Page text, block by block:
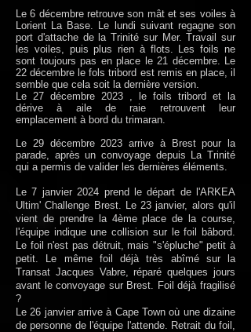
Le 6 décembre retrouve son mât et ses voiles à
Lorient La Base. Le lundi suivant regagne son
port d'attache de la Trinité sur Mer. Travail sur
les voiles, puis plus rien à flots. Les foils ne
sont toujours pas en place le 21 décembre. Le
22 décembre le fols tribord est remis en place, il
semble que cela soit la dernière version.
Le 27 décembre 2023 , le foils tribord et la
dérive à aile de raie retrouvent leur
emplacement à bord du trimaran.
Le 29 décembre 2023 arrive à Brest pour la
parade, après un convoyage depuis La Trinité
qui a permis de valider les dernières éléments.
Le 7 janvier 2024 prend le départ de l'ARKEA
Ultim' Challenge Brest. Le 23 janvier, alors qu'il
vient de prendre la 4ème place de la course,
l'équipe indique une collision sur le foil bâbord.
Le foil n'est pas détruit, mais "s'épluche" petit à
petit. Le même foil déjà très abîmé sur la
Transat Jacques Vabre, réparé quelques jours
avant le convoyage sur Brest. Foil déjà fragilisé
?
Le 26 janvier arrive à Cape Town où une dizaine
de personne de l'équipe l'attende. Retrait du foil,